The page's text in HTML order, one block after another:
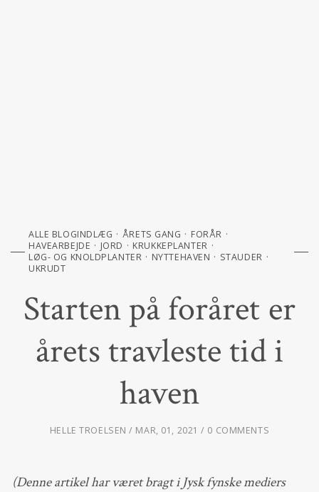
ALLE BLOGINDLÆG ÅRETS GANG
FORÅR
HAVEARBEJDE
JORD
KRUKKEPLANTER
LØG- OG KNOLDPLANTER
NYTTEHAVEN
STAUDER
UKRUDT
Starten på foråret er
årets travleste tid i
haven
HELLE TROELSEN MAR, 01, 2021 0 COMMENTS
(Denne artikel har været bragt i Jysk fynske mediers